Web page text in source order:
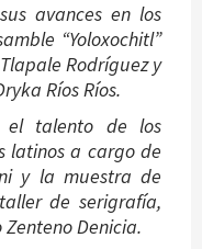
avances en los
“Yoloxochitl”
Rodríguez y
Ríos Ríos.
el talento de los
latinos a cargo de
y la muestra de
de serigrafía,
Denicia.